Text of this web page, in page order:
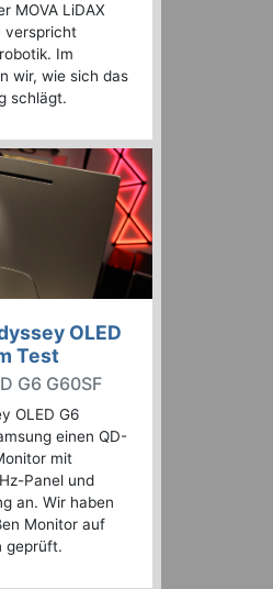
MOVA LiDAX
verspricht
Im
wir, wie sich das
schlägt.
OLED
Test
G6 G60SF
OLED G6
einen QD-
mit
Panel und
an. Wir haben
Monitor auf
geprüft.